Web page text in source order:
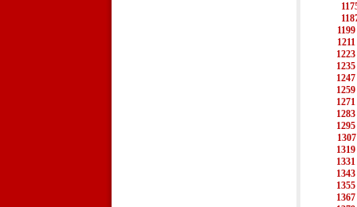
1199
1211
1223
1235
1247
1259
1271
1283
1295
1307
1319
1331
1343
1355
1367